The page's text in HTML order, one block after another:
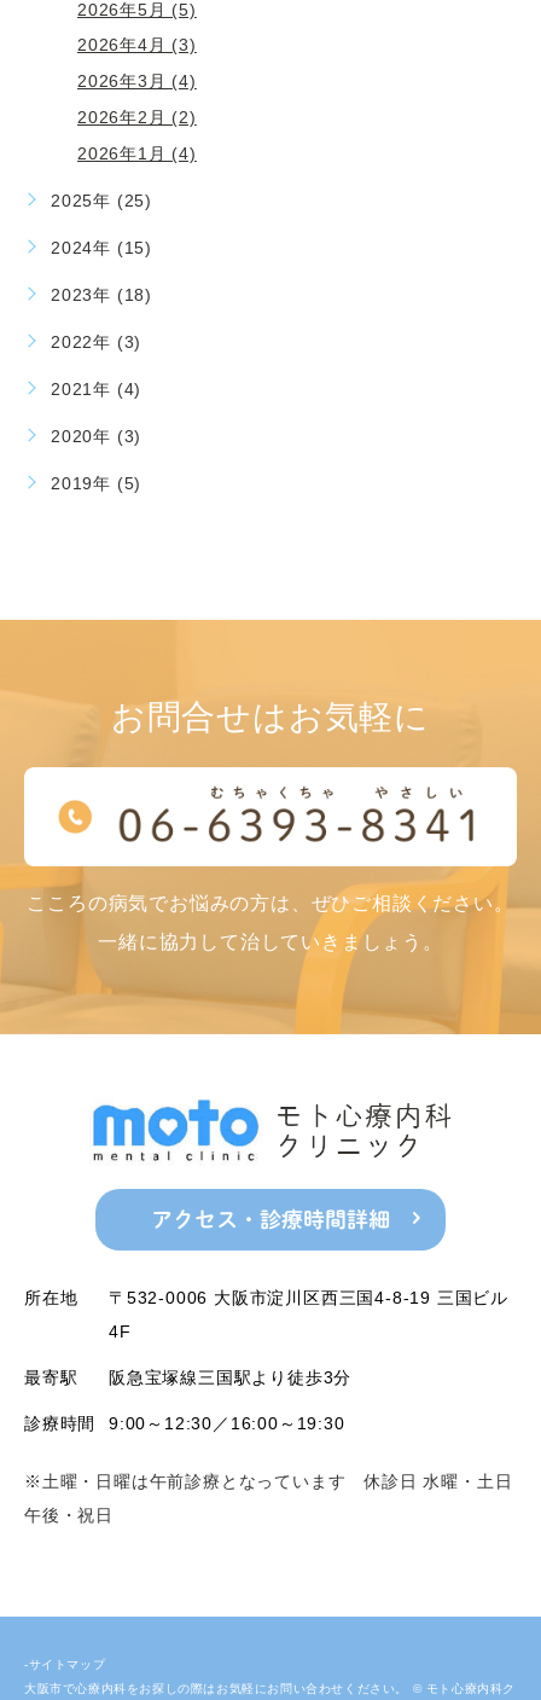
2026年5月 (5)
2026年4月 (3)
2026年3月 (4)
2026年2月 (2)
2026年1月 (4)
2025年 (25)
2024年 (15)
2023年 (18)
2022年 (3)
2021年 (4)
2020年 (3)
2019年 (5)
お問合せはお気軽に
こころの病気でお悩みの方は、ぜひご相談ください。
一緒に協力して治していきましょう。
アクセス・診療時間詳細
所在地
〒532-0006 大阪市淀川区西三国4-8-19 三国ビル
4F
最寄駅 阪急宝塚線三国駅より徒歩3分
診療時間 9:00～12:30／16:00～19:30
※土曜・日曜は午前診療となっています 休診日 水曜・土日
午後・祝日
-サイトマップ
大阪市で心療内科をお探しの際はお気軽にお問い合わせください。 © モト心療内科ク